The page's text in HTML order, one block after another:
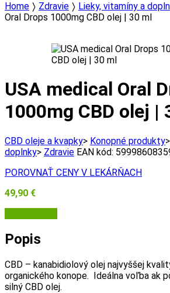
Home Zdravie Lieky, vitamíny a
Oral Drops 1000mg CBD olej | 30 ml
USA medical Oral
1000mg CBD olej |
CBD oleje a kvapky> Konopné produkty>
doplnky> Zdravie EAN kód:
POROVNAŤ CENY V LEKÁRŇACH
49,90 €
Popis
CBD – kanabidiolový olej najvyššej
organického konope. Ideálna voľba ak
silný CBD olej.